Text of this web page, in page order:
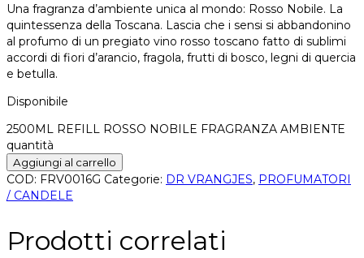
Una fragranza d’ambiente unica al mondo: Rosso Nobile. La
quintessenza della Toscana. Lascia che i sensi si abbandonino
al profumo di un pregiato vino rosso toscano fatto di sublimi
accordi di fiori d’arancio, fragola, frutti di bosco, legni di quercia
e betulla.
Disponibile
2500ML REFILL ROSSO NOBILE FRAGRANZA AMBIENTE
quantità
Aggiungi al carrello
COD: FRV0016G Categorie: DR VRANGJES, PROFUMATORI
/ CANDELE
Prodotti correlati